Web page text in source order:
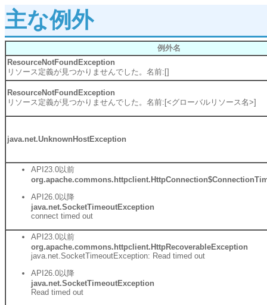
主な例外
例外名
ResourceNotFoundException
リソース定義が見つかりませんでした。名前:[]
ResourceNotFoundException
リソース定義が見つかりませんでした。名前:[<グローバルリソース名>]
java.net.UnknownHostException
API23.0以前
API26.0以降
java.net.SocketTimeoutException
connect timed out
API23.0以前
org.apache.commons.httpclient.HttpRecoverableException
java.net.SocketTimeoutException: Read timed out
API26.0以降
java.net.SocketTimeoutException
Read timed out